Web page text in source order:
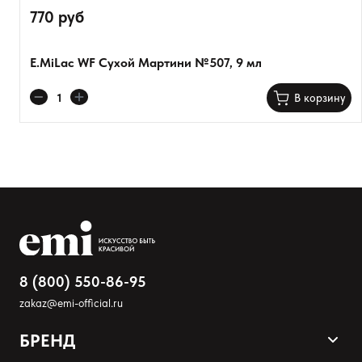
770 руб
E.MiLac WF Сухой Мартини №507, 9 мл
В корзину
8 (800) 550-86-95
zakaz@emi-official.ru
БРЕНД